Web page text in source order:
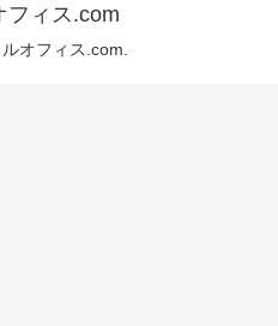
フィス.com
オフィス.com.